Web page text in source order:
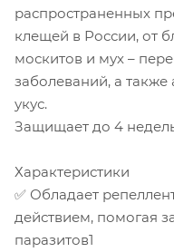
распространенных
клещей в России, от
москитов и мух –
заболеваний, а также
укус.
Защищает до 4
Характеристики
✅ Обладает
действием, помогая
паразитов1